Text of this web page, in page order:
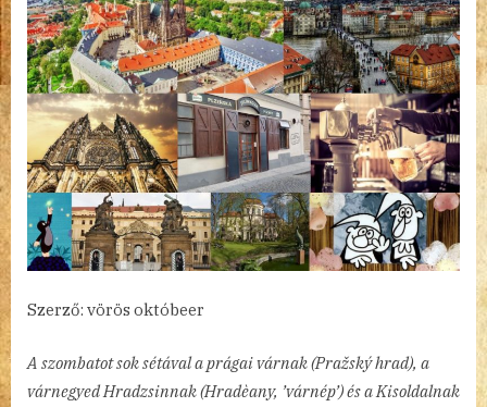
bejegyzéshez
Szerző: vörös októbeer
A szombatot sok sétával a prágai várnak (Pražský hrad), a
várnegyed Hradzsinnak (Hradèany, ’várnép’) és a Kisoldalnak